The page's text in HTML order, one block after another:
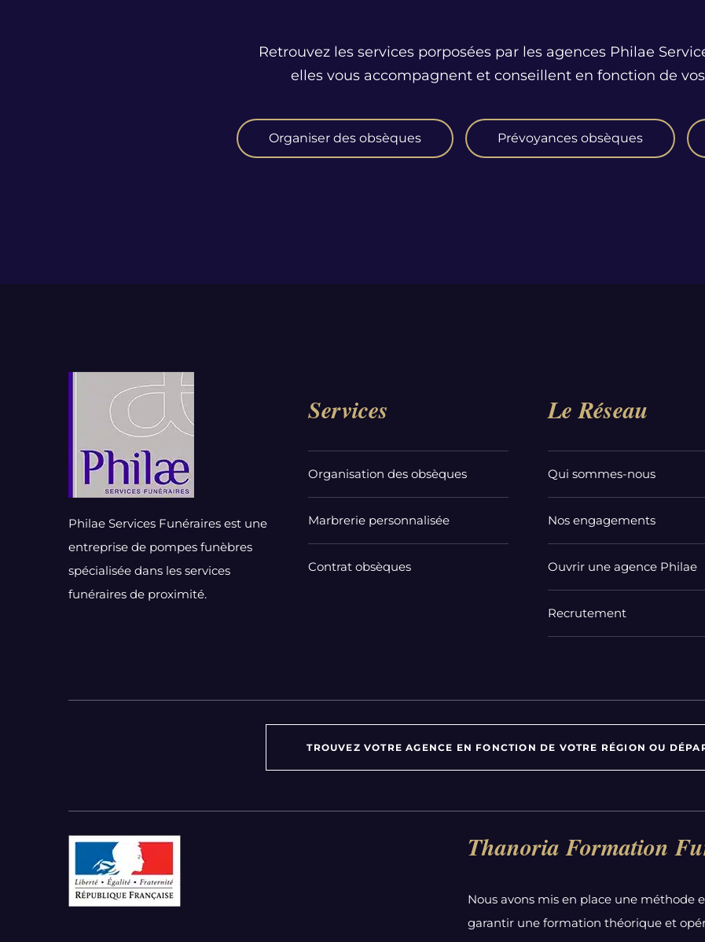
Retrouvez les services porposées par les agences Philae
elles vous accompagnent et conseillent en fonction de
Organiser des obsèques Prévoyances obsèques
Philae Services Funéraires est une
entreprise de pompes funèbres
spécialisée dans les services
funéraires de proximité.
Services
Organisation des obsèques
Marbrerie personnalisée
Contrat obsèques
Le Réseau
Qui sommes-nous
Nos engagements
Ouvrir une agence Philae
Recrutement
TROUVEZ VOTRE AGENCE EN FONCTION DE VOTRE RÉGION OU
Par région :
Auvergne-Rhône-Alpes
Bourgogne-Franche-Comté
Thanoria Formation
Nous avons mis en place une méthode
garantir une formation théorique et